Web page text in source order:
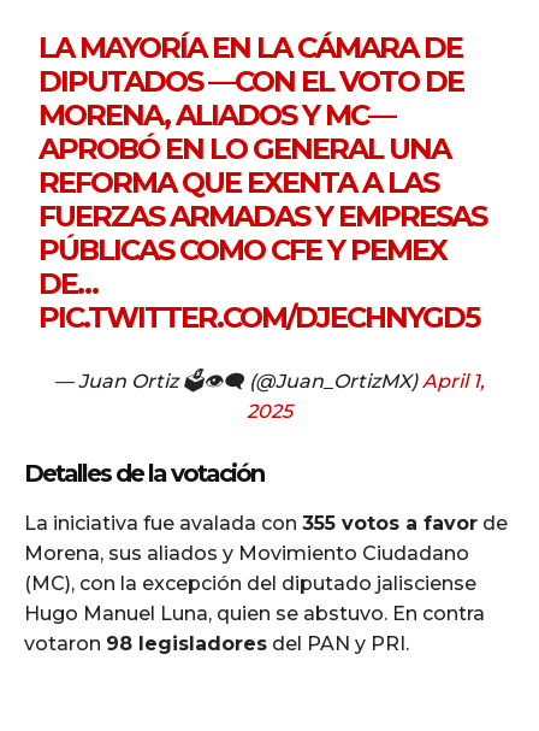
LA MAYORÍA EN LA CÁMARA DE
DIPUTADOS —CON EL VOTO DE
MORENA, ALIADOS Y MC—
APROBÓ EN LO GENERAL UNA
REFORMA QUE EXENTA A LAS
FUERZAS ARMADAS Y EMPRESAS
PÚBLICAS COMO CFE Y PEMEX
DE…
PIC.TWITTER.COM/DJECHNYGD5
— Juan Ortiz 🗳️👁‍🗨 (@Juan_OrtizMX)April 1,
2025
Detalles de la votación
La iniciativa fue avalada con 355 votos a favor de
Morena, sus aliados y Movimiento Ciudadano
(MC), con la excepción del diputado jalisciense
Hugo Manuel Luna, quien se abstuvo. En contra
votaron 98 legisladores del PAN y PRI.